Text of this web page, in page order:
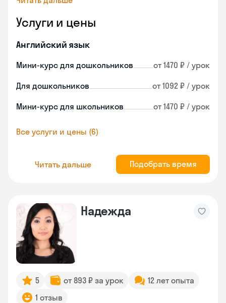
Услуги и цены
Английский язык
Мини-курс для дошкольников от 1470 ₽ / урок
Для дошкольников от 1092 ₽ / урок
Мини-курс для школьников от 1470 ₽ / урок
Все услуги и цены (6)
Читать дальше Подобрать время
Надежда
5 от 893 ₽ за урок
12 лет опыта
1 отзыв